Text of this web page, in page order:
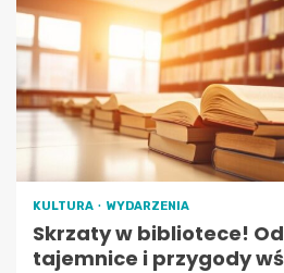
KULTURA WYDARZENIA
Skrzaty w bibliotece!
tajemnice i przygody